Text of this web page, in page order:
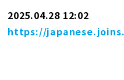
2025.04.28 12:02
https://